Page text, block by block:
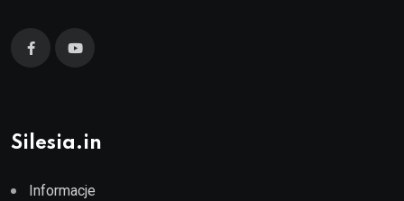
Silesia.in
Informacje